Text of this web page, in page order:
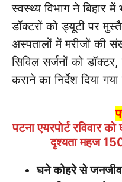
स्वस्थ्य विभाग ने बिहार
डॉक्टरों को ड्यूटी पर
अस्पतालों में मरीजों की
सिविल सर्जनों को
कराने का निर्देश दिया
पटना एयरपोर्ट रविवार
दृश्यता महज 150
घने कोहरे से